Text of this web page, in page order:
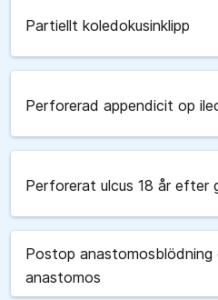
Partiellt koledokusinklipp
Perforerad appendicit op
Perforerat ulcus 18 år efter
Postop
anastomos